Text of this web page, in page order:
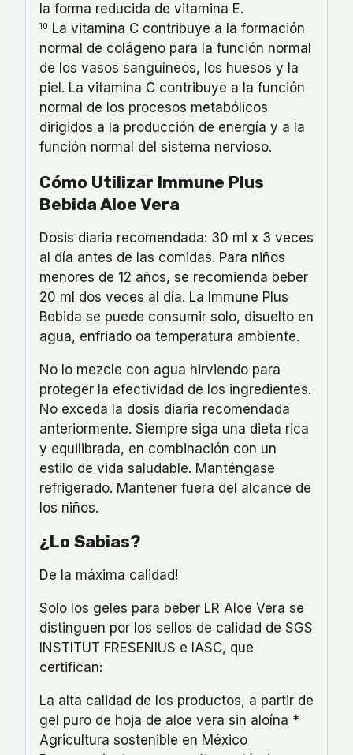
la forma reducida de vitamina E.
10
La vitamina C contribuye a la formación
normal de colágeno para la función normal
de los vasos sanguíneos, los huesos y la
piel. La vitamina C contribuye a la función
normal de los procesos metabólicos
dirigidos a la producción de energía y a la
función normal del sistema nervioso.
Cómo Utilizar Immune Plus
Bebida Aloe Vera
Dosis diaria recomendada: 30 ml x 3 veces
al día antes de las comidas. Para niños
menores de 12 años, se recomienda beber
20 ml dos veces al día. La Immune Plus
Bebida se puede consumir solo, disuelto en
agua, enfriado oa temperatura ambiente.
No lo mezcle con agua hirviendo para
proteger la efectividad de los ingredientes.
No exceda la dosis diaria recomendada
anteriormente. Siempre siga una dieta rica
y equilibrada, en combinación con un
estilo de vida saludable. Manténgase
refrigerado. Mantener fuera del alcance de
los niños.
¿Lo Sabias?
De la máxima calidad!
Solo los geles para beber LR Aloe Vera se
distinguen por los sellos de calidad de SGS
INSTITUT FRESENIUS e IASC, que
certifican:
La alta calidad de los productos, a partir de
gel puro de hoja de aloe vera sin aloína *
Agricultura sostenible en México